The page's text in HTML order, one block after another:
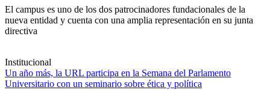
El campus es uno de los dos patrocinadores fundacionales de la
nueva entidad y cuenta con una amplia representación en su junta
directiva
Institucional
Un año más, la URL participa en la Semana del Parlamento
Universitario con un seminario sobre ética y política